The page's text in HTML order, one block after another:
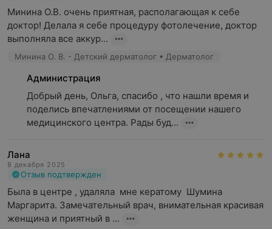
Минина О.В. очень приятная, располагающая к себе
доктор! Делала я себе процедуру фотолечение, доктор
выполняла все аккур...
Минина О. В. - Детский дерматолог • Дерматолог
Администрация
Добрый день, Ольга, спасибо , что нашли время и
поделись впечатлениями от посещении нашего
медицинского центра. Рады буд...
Лана
8 декабря 2025
Отзыв подтвержден
Была в центре , удаляла  мне кератому  Шумина
Маргарита. Замечательный врач, внимательная красивая
женщина и приятный в ...